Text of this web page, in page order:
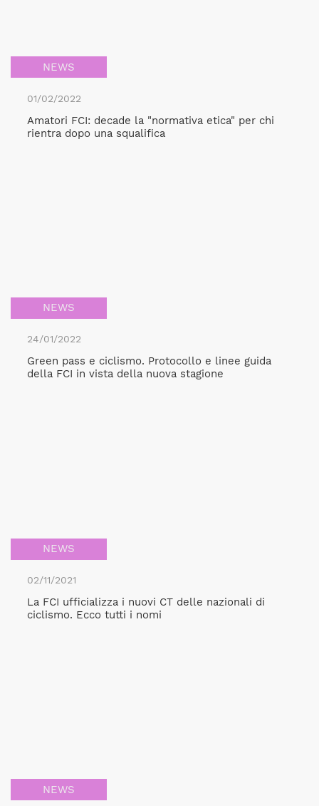
NEWS
01/02/2022
Amatori FCI: decade la "normativa etica" per chi
rientra dopo una squalifica
NEWS
24/01/2022
Green pass e ciclismo. Protocollo e linee guida
della FCI in vista della nuova stagione
NEWS
02/11/2021
La FCI ufficializza i nuovi CT delle nazionali di
ciclismo. Ecco tutti i nomi
NEWS